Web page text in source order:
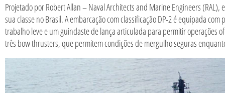
Projetado por Robert Allan – Naval Architects and Marine Engineers
sua classe no Brasil. A embarcação com classificação DP-2 é equipada
trabalho leve e um guindaste de lança articulada para permitir operações
três bow thrusters, que permitem condições de mergulho seguras